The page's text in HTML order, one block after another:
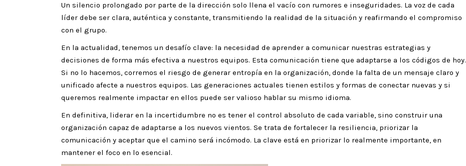
Un silencio prolongado por parte de la dirección solo llena el vacío con rumores e inseguridades. La voz de cada
líder debe ser clara, auténtica y constante, transmitiendo la realidad de la situación y reafirmando el compromiso
con el grupo.
En la actualidad, tenemos un desafío clave: la necesidad de aprender a comunicar nuestras estrategias y
decisiones de forma más efectiva a nuestros equipos. Esta comunicación tiene que adaptarse a los códigos de hoy.
Si no lo hacemos, corremos el riesgo de generar entropía en la organización, donde la falta de un mensaje claro y
unificado afecte a nuestros equipos. Las generaciones actuales tienen estilos y formas de conectar nuevas y si
queremos realmente impactar en ellos puede ser valioso hablar su mismo idioma.
En definitiva, liderar en la incertidumbre no es tener el control absoluto de cada variable, sino construir una
organización capaz de adaptarse a los nuevos vientos. Se trata de fortalecer la resiliencia, priorizar la
comunicación y aceptar que el camino será incómodo. La clave está en priorizar lo realmente importante, en
mantener el foco en lo esencial.